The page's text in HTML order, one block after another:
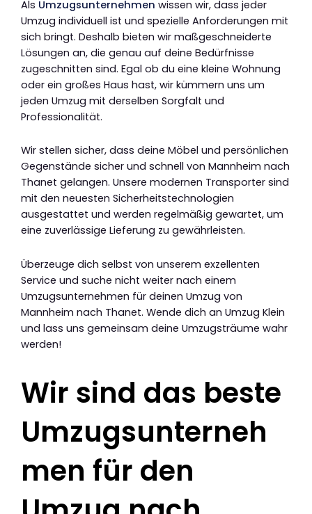
Als Umzugsunternehmen wissen wir, dass jeder
Umzug individuell ist und spezielle Anforderungen mit
sich bringt. Deshalb bieten wir maßgeschneiderte
Lösungen an, die genau auf deine Bedürfnisse
zugeschnitten sind. Egal ob du eine kleine Wohnung
oder ein großes Haus hast, wir kümmern uns um
jeden Umzug mit derselben Sorgfalt und
Professionalität.
Wir stellen sicher, dass deine Möbel und persönlichen
Gegenstände sicher und schnell von Mannheim nach
Thanet gelangen. Unsere modernen Transporter sind
mit den neuesten Sicherheitstechnologien
ausgestattet und werden regelmäßig gewartet, um
eine zuverlässige Lieferung zu gewährleisten.
Überzeuge dich selbst von unserem exzellenten
Service und suche nicht weiter nach einem
Umzugsunternehmen für deinen Umzug von
Mannheim nach Thanet. Wende dich an Umzug Klein
und lass uns gemeinsam deine Umzugsträume wahr
werden!
Wir sind das beste
Umzugsunterneh
men für den